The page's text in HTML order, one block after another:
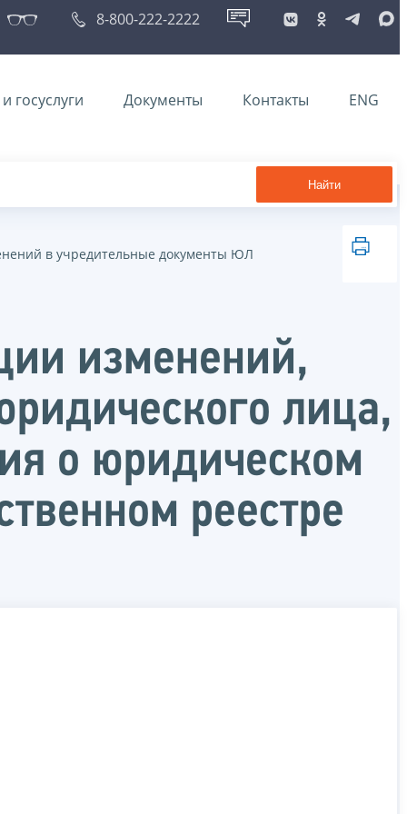
8-800-222-2222
госуслуги Документы Контакты ENG
Найти
в учредительные документы ЮЛ
изменений,
лица,
о юридическом
реестре